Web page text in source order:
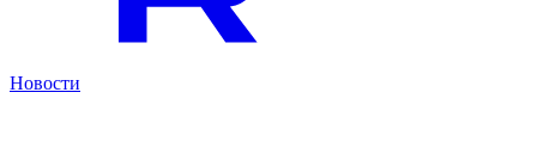
Новости